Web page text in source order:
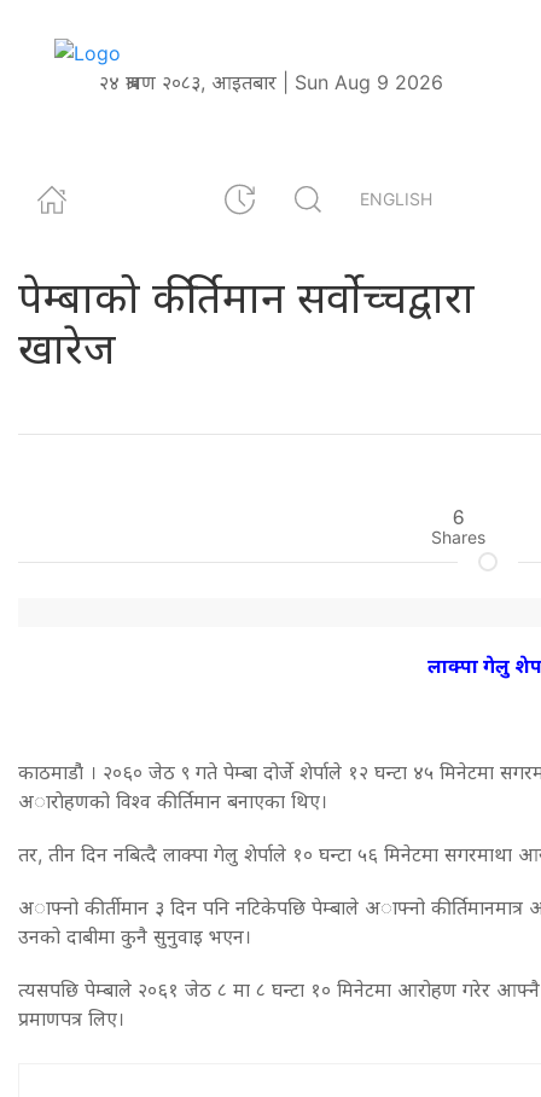
२४ श्रावण २०८३, आइतबार | Sun Aug 9 2026
ENGLISH
पेम्बाको कीर्तिमान सर्वोच्चद्वारा
खारेज
6
Shares
लाक्पा गेलु
काठमाडाै‌ं । २०६० जेठ ९ गते पेम्बा दोर्जे शेर्पाले १२ घन्टा ४५ मिनेटमा
अाराेहणको विश्व कीर्तिमान बनाएका थिए।
तर, तीन दिन नबित्दै लाक्पा गेलु शेर्पाले १० घन्टा ५६ मिनेटमा सगरमाथा
अाफ्नो कीर्तीमान ३ दिन पनि नटिकेपछि पेम्बाले अाफ्नो
उनको दाबीमा कुनै सुनुवाइ भएन।
त्यसपछि पेम्बाले २०६१ जेठ ८ मा ८ घन्टा १० मिनेटमा आरोहण गरेर आफ्नै
प्रमाणपत्र लिए।